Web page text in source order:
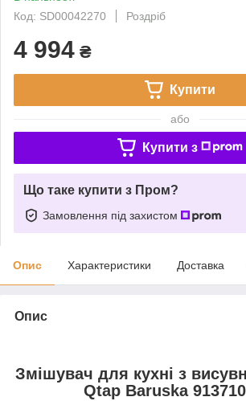
Код: SD00042270
Роздріб
4 994 ₴
Купити
або
Купити з
Що таке купити з Пром?
Замовлення під захистом
Опис Характеристики Доставка
Опис
Змішувач для кухні з
Qtap Baruska